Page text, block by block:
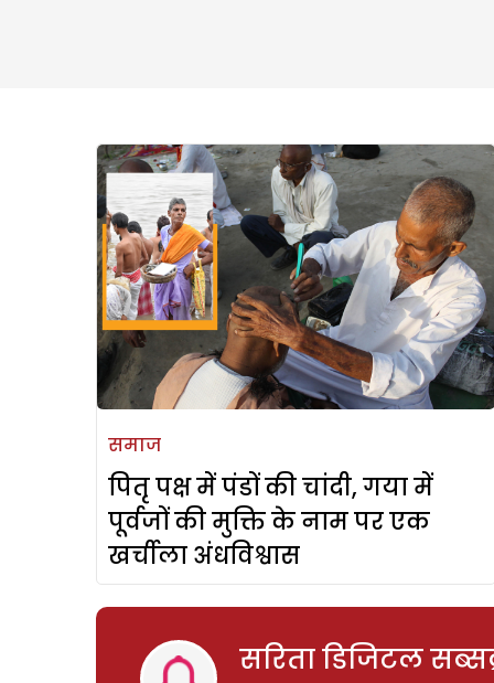
समाज
पितृ पक्ष में पंडों की चांदी, गया में
पूर्वजों की मुक्ति के नाम पर एक
खर्चीला अंधविश्वास
सरिता डिजिटल